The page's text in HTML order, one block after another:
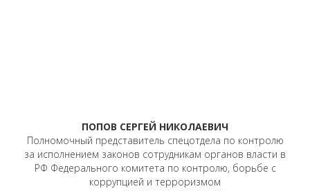
ПОПОВ СЕРГЕЙ НИКОЛАЕВИЧ
Полномочный представитель спецотдела по контролю
за исполнением законов сотрудникам органов власти в
РФ Федерального комитета по контролю, борьбе с
коррупцией и терроризмом